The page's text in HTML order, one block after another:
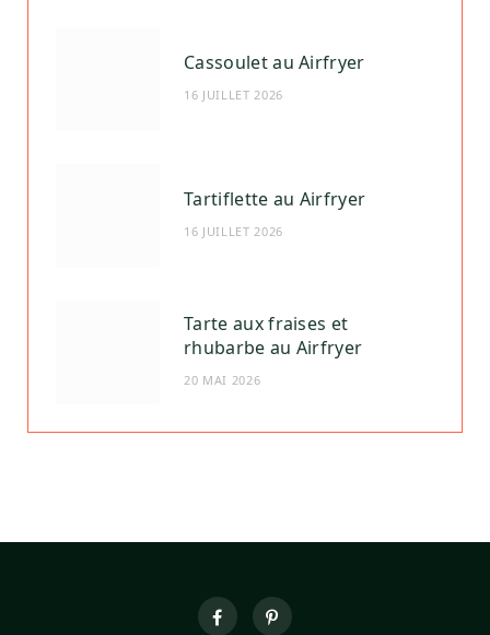
Cassoulet au Airfryer
16 JUILLET 2026
Tartiflette au Airfryer
16 JUILLET 2026
Tarte aux fraises et
rhubarbe au Airfryer
20 MAI 2026